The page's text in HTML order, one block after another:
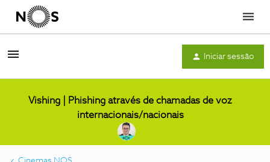
Menu
Iniciar sessão
Vishing | Phishing através de chamadas de voz
internacionais/nacionais